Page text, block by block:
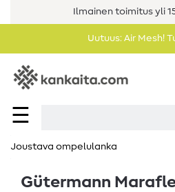
Ilmainen toimitus yli
Uutuus: Air Mesh!
☰
Joustava ompelulanka
Gütermann